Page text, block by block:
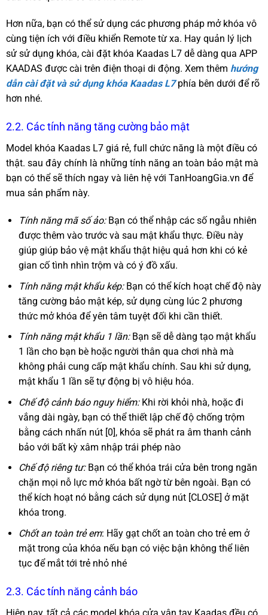
Hơn nữa, bạn có thể sử dụng các phương pháp mở khóa vô
cùng tiện ích với điều khiển Remote từ xa. Hay quản lý lịch
sử sử dụng khóa, cài đặt khóa Kaadas L7 dễ dàng qua APP
KAADAS được cài trên điện thoại di động. Xem thêm hướng
dẫn cài đặt và sử dụng khóa Kaadas L7phía bên dưới để rõ
hơn nhé.
2.2. Các tính năng tăng cường bảo mật
Model khóa Kaadas L7 giá rẻ, full chức năng là một điều có
thật. sau đây chính là những tính năng an toàn bảo mật mà
bạn có thể sẽ thích ngay và liên hệ với TanHoangGia.vn để
mua sản phẩm này.
Tính năng mã số ảo: Bạn có thể nhập các số ngẫu nhiên
được thêm vào trước và sau mật khẩu thực. Điều này
giúp giúp bảo vệ mật khẩu thật hiệu quả hơn khi có kẻ
gian cố tình nhìn trộm và có ý đồ xấu.
Tính năng mật khẩu kép: Bạn có thể kích hoạt chế độ này
tăng cường bảo mật kép, sử dụng cùng lúc 2 phương
thức mở khóa để yên tâm tuyệt đối khi cần thiết.
Tính năng mật khẩu 1 lần:Bạn sẽ dễ dàng tạo mật khẩu
1 lần cho bạn bè hoặc người thân qua chơi nhà mà
không phải cung cấp mật khẩu chính. Sau khi sử dụng,
mật khẩu 1 lần sẽ tự động bị vô hiệu hóa.
Chế độ cảnh báo nguy hiểm: Khi rời khỏi nhà, hoặc đi
vắng dài ngày, bạn có thể thiết lập chế độ chống trộm
bằng cách nhấn nút [0], khóa sẽ phát ra âm thanh cảnh
bảo với bất kỳ xâm nhập trái phép nào
Chế độ riêng tư: Bạn có thể khóa trái cửa bên trong ngăn
chặn mọi nỗ lực mở khóa bất ngờ từ bên ngoài. Bạn có
thể kích hoạt nó bằng cách sử dụng nút [CLOSE] ở mặt
khóa trong.
Chốt an toàn trẻ em: Hãy gạt chốt an toàn cho trẻ em ở
mặt trong của khóa nếu bạn có việc bận không thể liên
tục để mắt tới trẻ nhỏ nhé
2.3. Các tính năng cảnh báo